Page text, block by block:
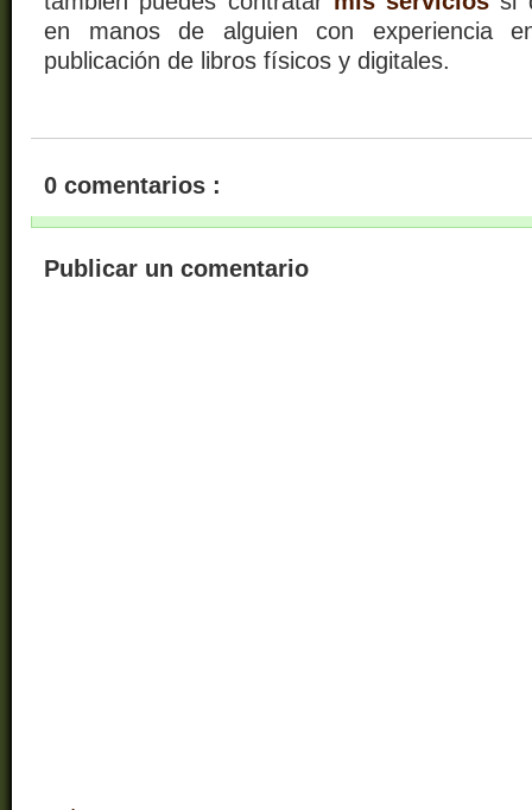
en manos de alguien con experiencia
publicación de libros físicos y digitales.
0 comentarios :
Publicar un comentario